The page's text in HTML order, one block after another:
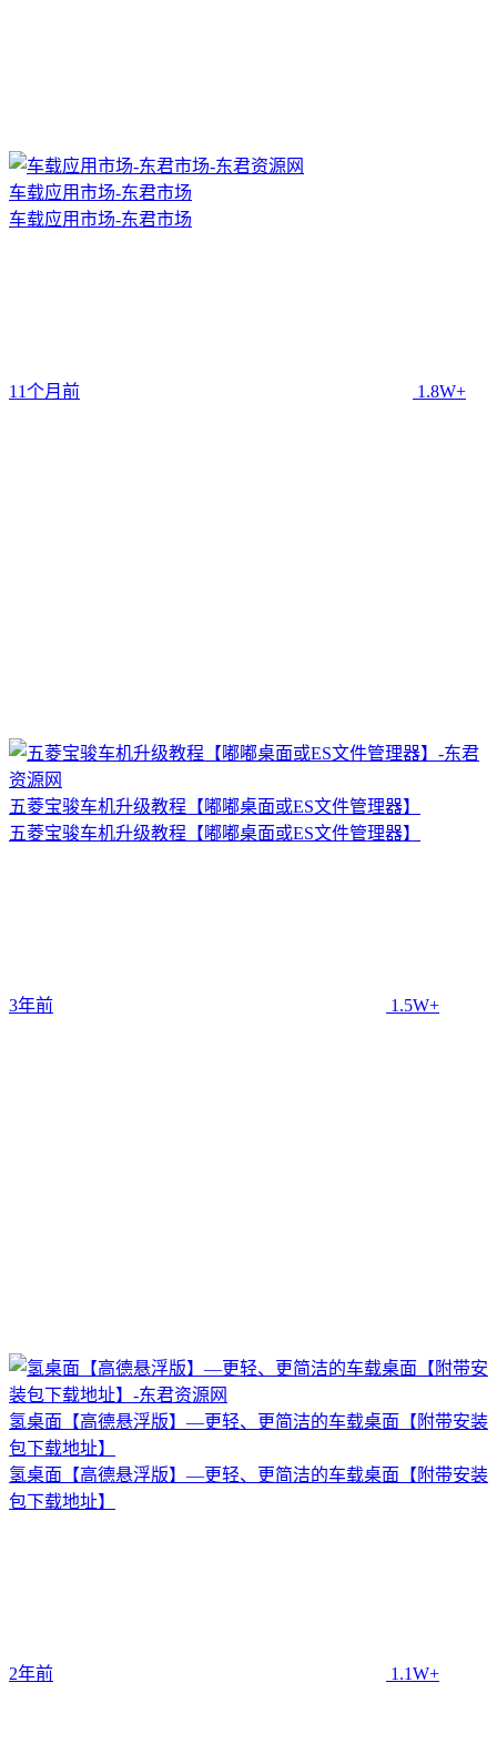
车载应用市场-东君市场
车载应用市场-东君市场
11个月前 1.8W+
五菱宝骏车机升级教程【嘟嘟桌面或ES文件管理器】
五菱宝骏车机升级教程【嘟嘟桌面或ES文件管理器】
3年前 1.5W+
氢桌面【高德悬浮版】—更轻、更简洁的车载桌面【附带安装
包下载地址】
氢桌面【高德悬浮版】—更轻、更简洁的车载桌面【附带安装
包下载地址】
2年前 1.1W+